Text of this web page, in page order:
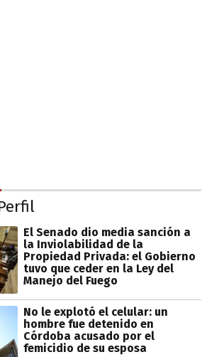
El Senado dio media sanción a
la Inviolabilidad de la
Propiedad Privada: el Gobierno
tuvo que ceder en la Ley del
Manejo del Fuego
No le explotó el celular: un
hombre fue detenido en
Córdoba acusado por el
femicidio de su esposa